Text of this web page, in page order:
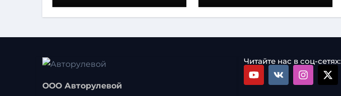
Хоккенхайме
лошадиных сил и
высотой всего один метр
ООО Авторулевой
Читайте нас в соц-сетях: